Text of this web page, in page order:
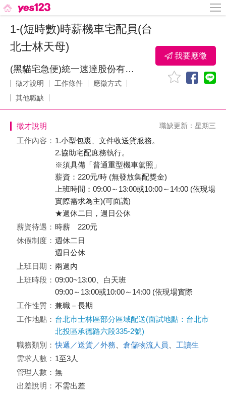
1-(短時數)時薪機車宅配員(台
北士林天母)
(黑貓宅急便)統一速達股份有限公司
徵才說明 工作條件
應徵方式
其他職缺
我要應徵
徵才說明 職缺更新：星期三
工作內容： 1.小型包裹、文件收送貨服務。
2.協助宅配庶務執行。
※須具備「普通重型機車駕照」
薪資：220元/時 (無發放集配獎金)
上班時間：09:00～13:00或10:00～14:00 (依現場
實際需求為主)(可面議)
★週休二日，週日公休
薪資待遇： 時薪 220元
休假制度： 週休二日
週日公休
上班日期： 兩週內
上班時段： 09:00~13:00、白天班
09:00～13:00或10:00～14:00 (依現場實際
工作性質： 兼職－長期
工作地點： 台北市士林區部分區域配送(面試地點：台北市
北投區承德路六段335-2號)
職務類別： 快遞／送貨／外務 倉儲物流人員
工讀生
需求人數： 1至3人
管理人數： 無
出差說明： 不需出差